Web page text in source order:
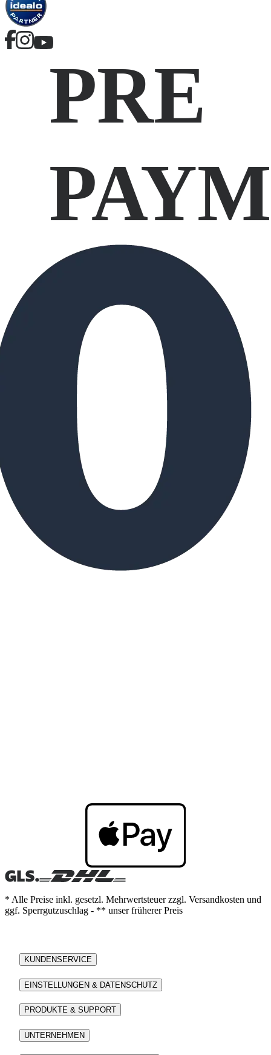
* Alle Preise inkl. gesetzl. Mehrwertsteuer zzgl. Versandkosten und
ggf. Sperrgutzuschlag - ** unser früherer Preis
KUNDENSERVICE
EINSTELLUNGEN & DATENSCHUTZ
PRODUKTE & SUPPORT
UNTERNEHMEN